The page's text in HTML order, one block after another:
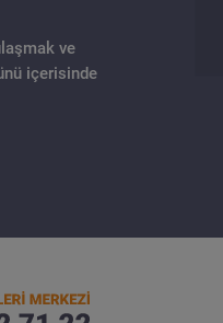
ve
içerisinde